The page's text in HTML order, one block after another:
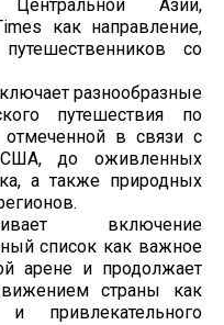
Азии,
как направление,
со
разнообразные
путешествия по
в связи с
США, до оживленных
а также природных
включение
список как важное
арене и продолжает
страны как
и привлекательного